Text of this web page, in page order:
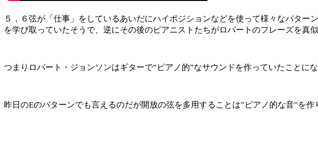
５，６弦が「仕事」をしているあいだにハイポジションなどを使って様々なパタ
を学び取っていたそうで、逆にその後のピアニストたちがロバートのフレーズを真
つまりロバート・ジョンソンはギターで”ピアノ的”なサウンドを作っていたことに
昨日のEのパターンでも言えるのだが開放の弦を多用することは”ピアノ的な音”